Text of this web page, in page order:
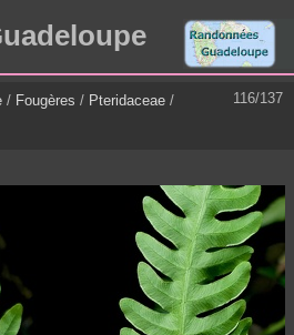
116/137
/ Fougères / Pteridaceae /